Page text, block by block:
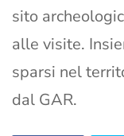
sito
alle visite.
sparsi nel
dal GAR.